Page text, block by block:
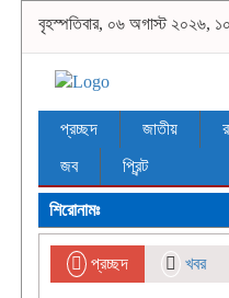
বৃহস্পতিবার, ০৬ অগাস্ট ২০২৬,
প্রচ্ছদ জাতীয়
জব
প্রিন্ট
শিরোনামঃ
প্রচ্ছদ খবর